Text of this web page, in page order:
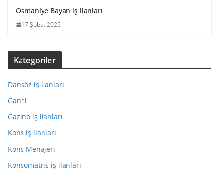
Osmaniye Bayan iş ilanları
17 Şubat 2025
Kategoriler
Dansöz iş ilanları
Ganel
Gazino iş ilanları
Kons iş ilanları
Kons Menajeri
Konsomatris iş ilanları